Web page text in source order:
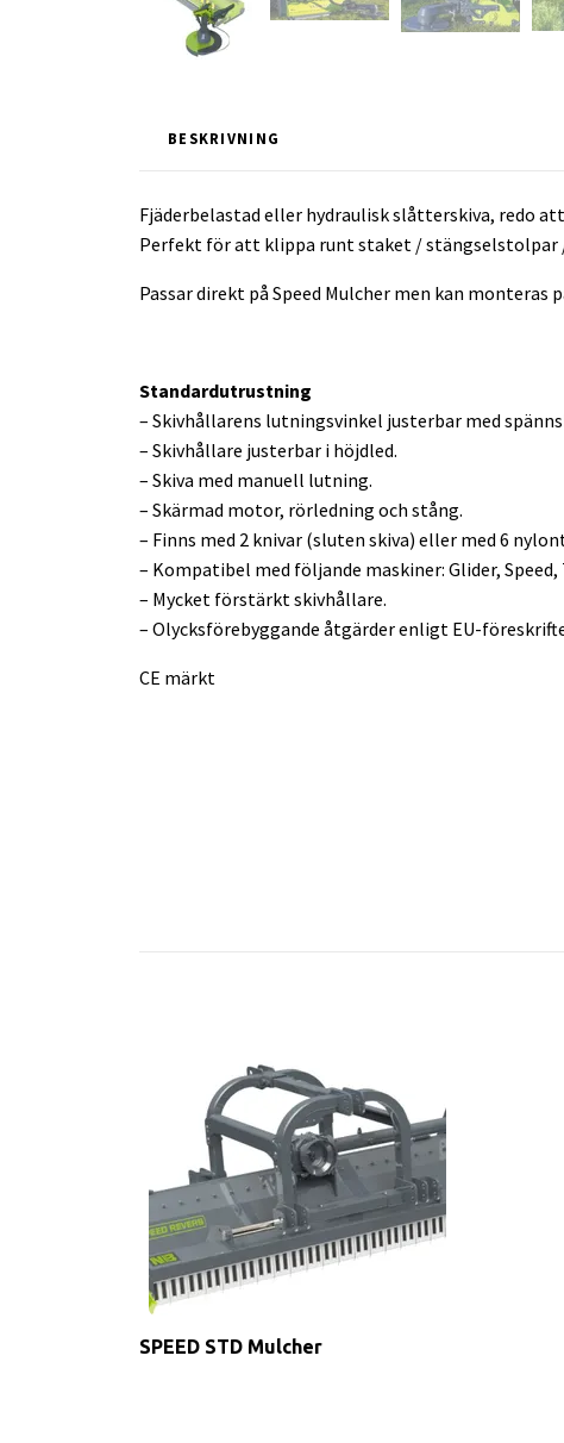
BESKRIVNING
Fjäderbelastad eller hydraulisk slåtterskiva, redo
Perfekt för att klippa runt staket / stängselstolpar
Passar direkt på Speed Mulcher men kan
Standardutrustning
– Skivhållarens lutningsvinkel justerbar med
– Skivhållare justerbar i höjdled.
– Skiva med manuell lutning.
– Skärmad motor, rörledning och stång.
– Finns med 2 knivar (sluten skiva) eller med 6
– Kompatibel med följande maskiner: Glider,
– Mycket förstärkt skivhållare.
– Olycksförebyggande åtgärder enligt EU-
CE märkt
SPEED STD Mulcher